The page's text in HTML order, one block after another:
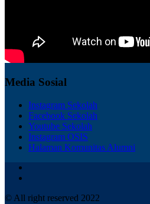
Media Sosial
Instagram Sekolah
Facebook Sekolah
Youtube Sekolah
Instagram OSIS
Halaman Komunitas Alumni
© All right reserved 2022